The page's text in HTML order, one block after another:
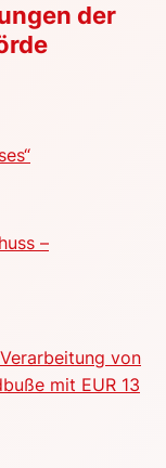
der
–
von
mit EUR 13